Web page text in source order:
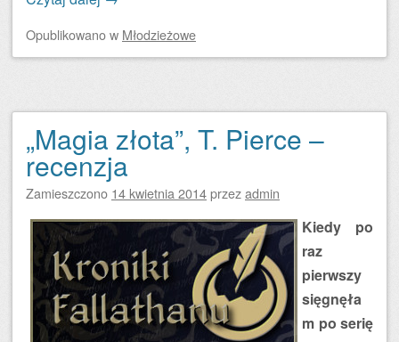
Opublikowanow Młodzieżowe
„Magia złota”, T. Pierce –
recenzja
Zamieszczono 14 kwietnia 2014przezadmin
Kiedy po
raz
pierwszy
sięgnęła
m po serię